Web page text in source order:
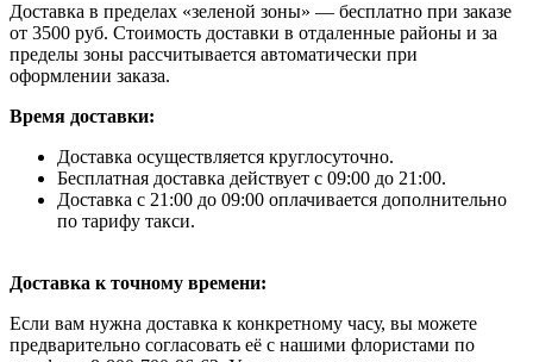
Доставка в пределах «зеленой зоны» — бесплатно при заказе
от 3500 руб. Стоимость доставки в отдаленные районы и за
пределы зоны рассчитывается автоматически при
оформлении заказа.
Время доставки:
Доставка осуществляется круглосуточно.
Бесплатная доставка действует с 09:00 до 21:00.
Доставка с 21:00 до 09:00 оплачивается дополнительно
по тарифу такси.
Доставка к точному времени:
Если вам нужна доставка к конкретному часу, вы можете
предварительно согласовать её с нашими флористами по